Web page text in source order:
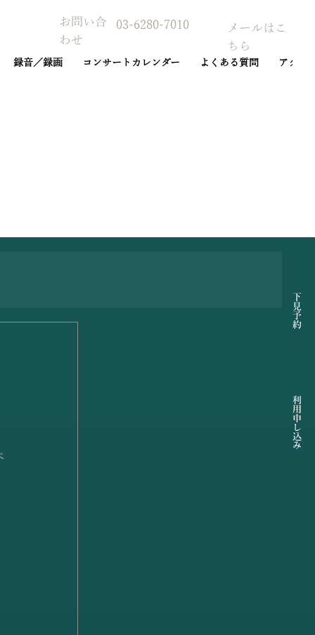
お問い合
わせ
03-6280-7010
メールはこ
ちら
録音／録画 コンサートカレンダー よくある質問 アクセ
利用申し込み
下見予約